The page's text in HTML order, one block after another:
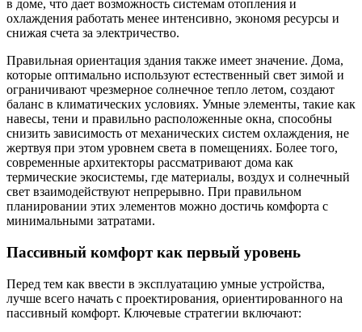
в доме, что дает возможность системам отопления и
охлаждения работать менее интенсивно, экономя ресурсы и
снижая счета за электричество.
Правильная ориентация здания также имеет значение. Дома,
которые оптимально используют естественный свет зимой и
ограничивают чрезмерное солнечное тепло летом, создают
баланс в климатических условиях. Умные элементы, такие как
навесы, тени и правильно расположенные окна, способны
снизить зависимость от механических систем охлаждения, не
жертвуя при этом уровнем света в помещениях. Более того,
современные архитекторы рассматривают дома как
термические экосистемы, где материалы, воздух и солнечный
свет взаимодействуют непрерывно. При правильном
планировании этих элементов можно достичь комфорта с
минимальными затратами.
Пассивный комфорт как первый уровень
Перед тем как ввести в эксплуатацию умные устройства,
лучше всего начать с проектирования, ориентированного на
пассивный комфорт. Ключевые стратегии включают: